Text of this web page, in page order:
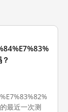
最近一次测